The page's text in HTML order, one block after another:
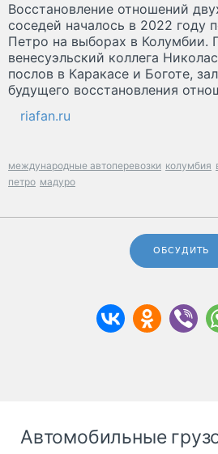
Восстановление отношений
соседей началось в 2022 году
Петро на выборах в Колумбии.
венесуэльский коллега
послов в Каракасе и Боготе,
будущего восстановления
riafan.ru
международные автоперевозки колумбия
петро мадуро
ОБСУДИТЬ
Автомобильные